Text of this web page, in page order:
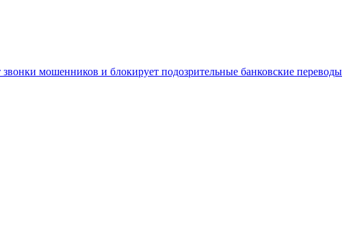
мошенников и блокирует подозрительные банковские переводы